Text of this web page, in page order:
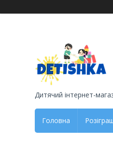
Дитячий інтернет-
Головна